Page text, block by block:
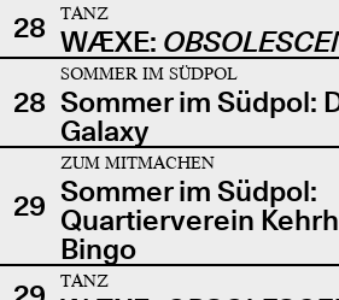
28
TANZ
WÆXE:
28
SOMMER IM SÜDPOL
Sommer im Südpol:
Galaxy
29
ZUM MITMACHEN
Sommer im Südpol:
Quartierverein
Bingo
TANZ